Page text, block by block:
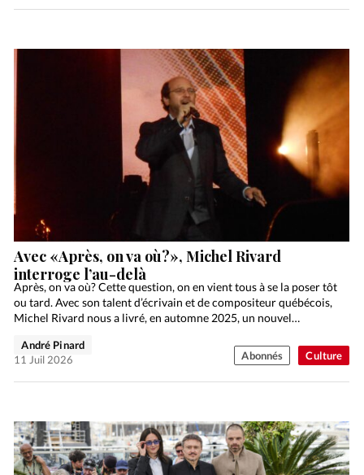
Culture
Avec «Après, on va où?», Michel Rivard
interroge l’au-delà
Après, on va où? Cette question, on en vient tous à se la poser tôt
ou tard. Avec son talent d’écrivain et de compositeur québécois,
Michel Rivard nous a livré, en automne 2025, un nouvel…
André Pinard
11 Juil 2026
Abonnés